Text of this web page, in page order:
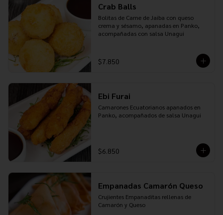
Crab Balls
Bolitas de Carne de Jaiba con queso
crema y sésamo, apanadas en Panko,
acompañadas con salsa Unagui
$7.850
Ebi Furai
Camarones Ecuatorianos apanados en
Panko, acompañados de salsa Unagui
$6.850
Empanadas Camarón Queso
Crujientes Empanaditas rellenas de
Camarón y Queso